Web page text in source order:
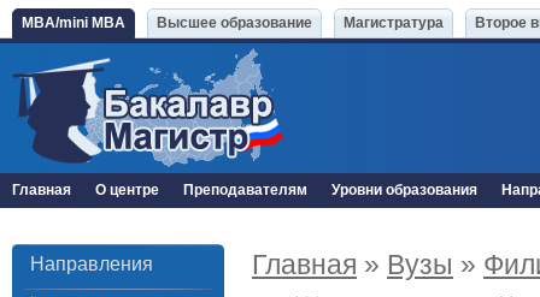
MBA/mini MBA Высшее образование Магистратура Второе
Главная О центре Преподавателям Уровни образования
Направления Главная » Вузы »